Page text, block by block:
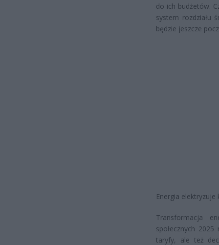
do ich budżetów.
system rozdziału
będzie jeszcze
Energia elektryzuje
Transformacja
społecznych
taryfy, ale też